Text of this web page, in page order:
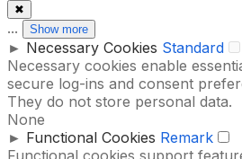
✖
... Show more
► Necessary Cookies Standard
Necessary cookies enable
secure log-ins and consent
They do not store personal data.
None
► Functional Cookies Remark